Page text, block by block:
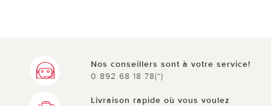
Nos conseillers sont à votre service!
0 892 68 18 78(*)
Livraison rapide où vous voulez